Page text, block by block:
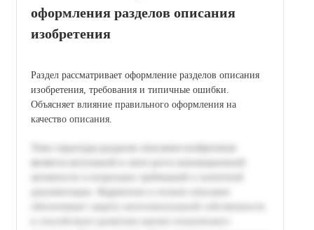
оформления разделов описания
изобретения
Раздел рассматривает оформление разделов описания
изобретения, требования и типичные ошибки.
Объясняет влияние правильного оформления на
качество описания.